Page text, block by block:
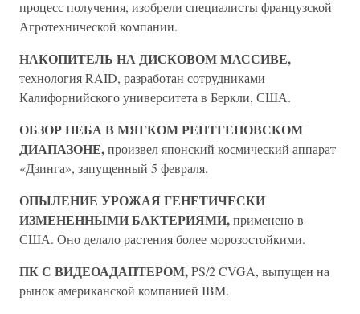
процесс получения, изобрели специалисты французской
Агротехнической компании.
НАКОПИТЕЛЬ НА ДИСКОВОМ МАССИВЕ,
технология RAID, разработан сотрудниками
Калифорнийского университета в Беркли, США.
ОБЗОР НЕБА В МЯГКОМ РЕНТГЕНОВСКОМ
ДИАПАЗОНЕ,произвел японский космический аппарат
«Дзинга», запущенный 5 февраля.
ОПЫЛЕНИЕ УРОЖАЯ ГЕНЕТИЧЕСКИ
ИЗМЕНЕННЫМИ БАКТЕРИЯМИ,применено в
США. Оно делало растения более морозостойкими.
ПК С ВИДЕОАДАПТЕРОМ,PS/2 CVGA, выпущен на
рынок американской компанией IBM.